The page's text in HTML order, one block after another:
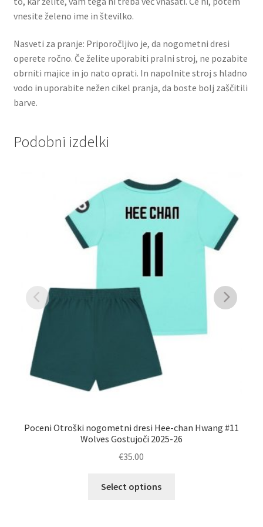
vnesite želeno ime in številko.
Nasveti za pranje: Priporočljivo je, da nogometni dresi
operete ročno. Če želite uporabiti pralni stroj, ne pozabite
obrniti majice in jo nato oprati. In napolnite stroj s hladno
vodo in uporabite nežen cikel pranja, da boste bolj zaščitili
barve.
Podobni izdelki
Poceni Otroški nogometni dresi Hee-chan Hwang #11
Wolves Gostujoči 2025-26
€35.00
Select options